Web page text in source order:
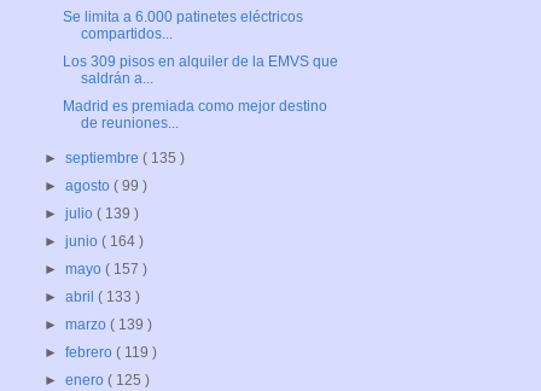
Se limita a 6.000 patinetes eléctricos
compartidos...
Los 309 pisos en alquiler de la EMVS que
saldrán a...
Madrid es premiada como mejor destino
de reuniones...
►septiembre( 135 )
►agosto( 99 )
►julio( 139 )
►junio( 164 )
►mayo( 157 )
►abril( 133 )
►marzo( 139 )
►febrero( 119 )
►enero( 125 )